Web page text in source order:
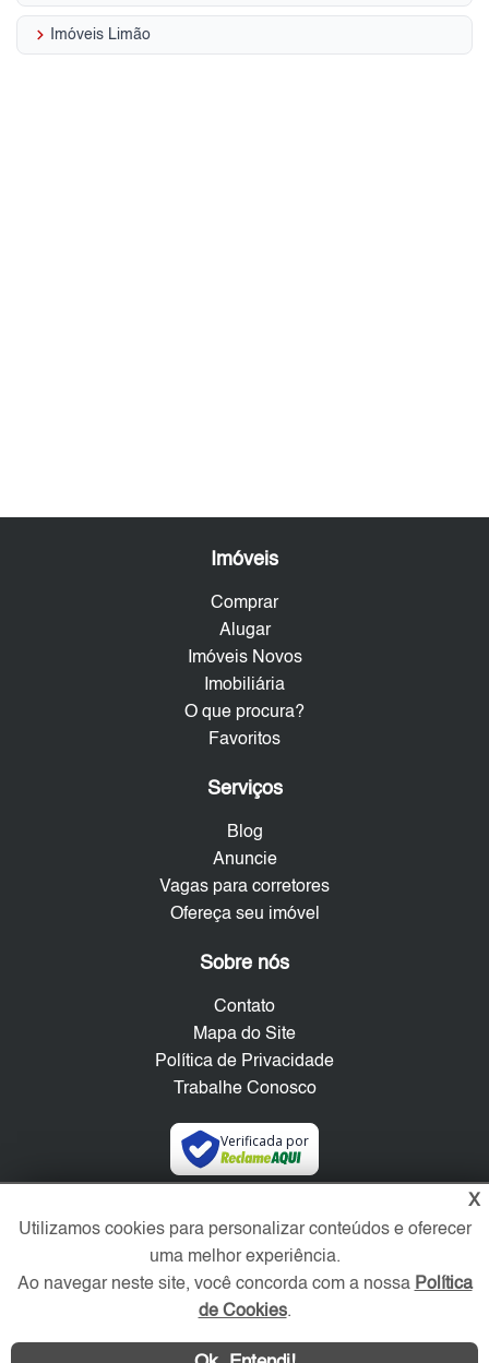
keyboard_arrow_right Imóveis Limão
Imóveis
Comprar
Alugar
Imóveis Novos
Imobiliária
O que procura?
Favoritos
Serviços
Blog
Anuncie
Vagas para corretores
Ofereça seu imóvel
Sobre nós
Contato
Mapa do Site
Política de Privacidade
Trabalhe Conosco
Verificada por
X
Utilizamos cookies para personalizar conteúdos e oferecer
uma melhor experiência.
Ao navegar neste site, você concorda com a nossa Política
de Cookies.